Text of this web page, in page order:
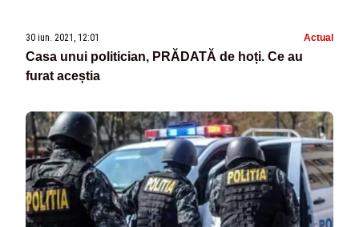
30 iun. 2021, 12:01 Actual
Casa unui politician, PRĂDATĂ de hoți. Ce au
furat aceștia